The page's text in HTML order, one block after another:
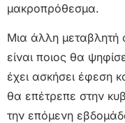
μακροπρόθεσμα.
Μια άλλη μεταβλητή
είναι ποιος θα
έχει ασκήσει έφεση
θα επέτρεπε στην
την επόμενη